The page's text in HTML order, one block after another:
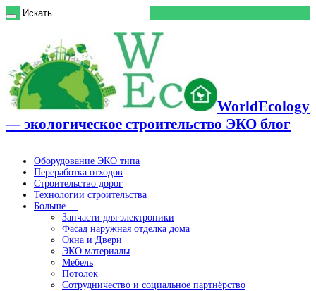
WorldEcology
— экологическое строительство ЭКО блог
Оборудование ЭКО типа
Переработка отходов
Строительство дорог
Технологии строительства
Больше …
Запчасти для электроники
Фасад наружная отделка дома
Окна и Двери
ЭКО материалы
Мебель
Потолок
Сотрудничество и социальное партнёрство